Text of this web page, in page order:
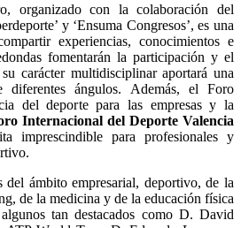
organizado con la colaboración del
y ‘Ensuma Congresos’, es una
experiencias, conocimientos e
fomentarán la participación y el
carácter multidisciplinar aportará una
diferentes ángulos. Además, el Foro
del deporte para las empresas y la
Internacional del Deporte Valencia
imprescindible para profesionales y
del ámbito empresarial, deportivo, de la
de la medicina y de la educación física
tan destacados como D. David